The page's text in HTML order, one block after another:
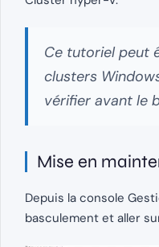
Ce tutoriel peut
clusters
vérifier avant le
Mise en
Depuis la console
basculement et aller